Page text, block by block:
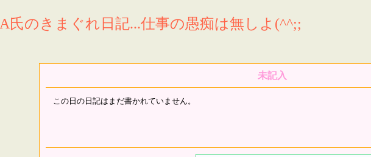
A氏のきまぐれ日記...仕事の愚痴は無しよ(^^;;
未記入
この日の日記はまだ書かれていません。